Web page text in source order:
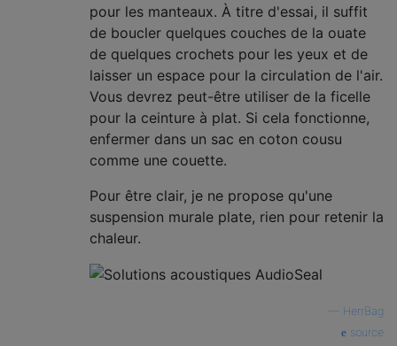
pour les manteaux. À titre d'essai, il suffit
de boucler quelques couches de la ouate
de quelques crochets pour les yeux et de
laisser un espace pour la circulation de l'air.
Vous devrez peut-être utiliser de la ficelle
pour la ceinture à plat. Si cela fonctionne,
enfermer dans un sac en coton cousu
comme une couette.
Pour être clair, je ne propose qu'une
suspension murale plate, rien pour retenir la
chaleur.
HerrBag
source